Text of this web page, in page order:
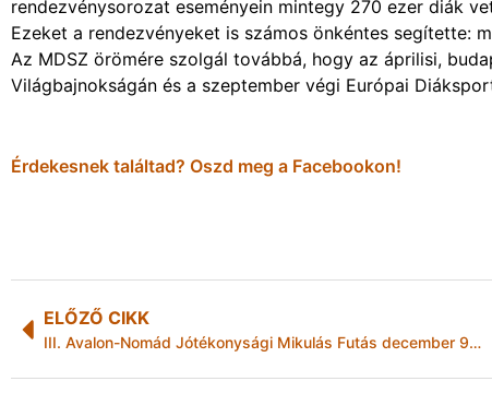
rendezvénysorozat eseményein mintegy 270 ezer diák
Ezeket a rendezvényeket is számos önkéntes segítette:
Az MDSZ örömére szolgál továbbá, hogy az áprilisi,
Világbajnokságán és a szeptember végi Európai
Érdekesnek találtad? Oszd meg a Facebookon!
ELŐZŐ CIKK
III. Avalon-Nomád Jótékonysági Mikulás Futás december 9-én!